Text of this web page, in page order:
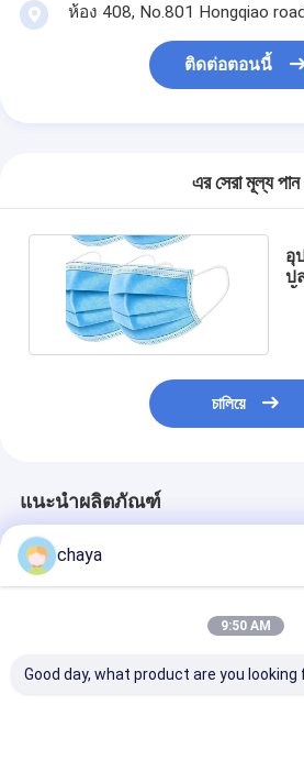
ห้อง 408, No.801 Hongqiao
ติดต่อตอนนี้
এর সেরা মূল্য পান
อุ
ป
চালিয়ে
แนะนำผลิตภัณฑ์
chaya
9:50 AM
Good day, what product are you looking